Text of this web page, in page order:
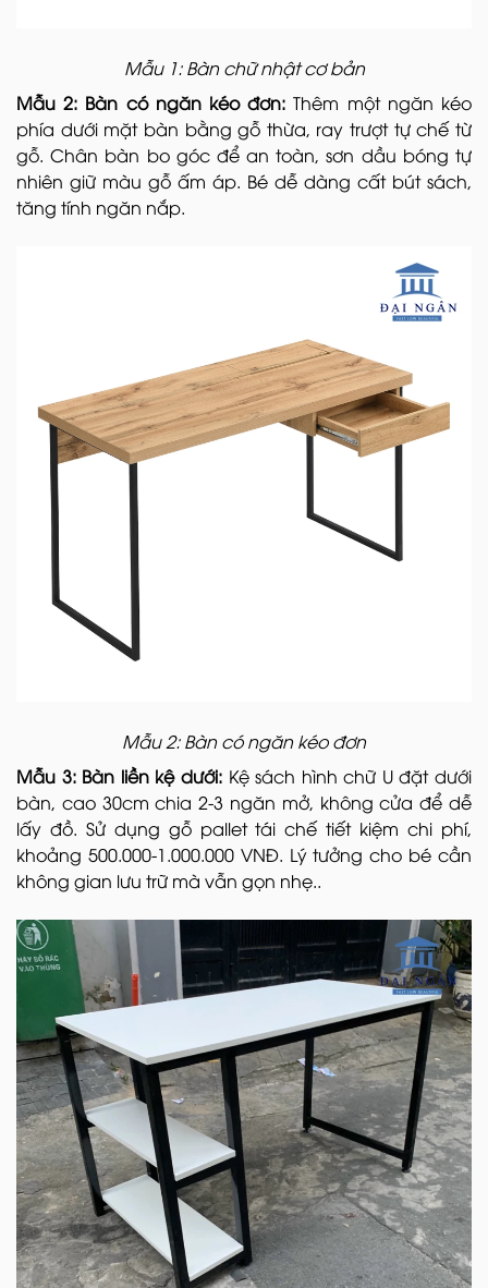
Mẫu 1: Bàn chữ nhật cơ bản
Mẫu 2: Bàn có ngăn kéo đơn:Thêm một ngăn kéo
phía dưới mặt bàn bằng gỗ thừa, ray trượt tự chế từ
gỗ. Chân bàn bo góc để an toàn, sơn dầu bóng tự
nhiên giữ màu gỗ ấm áp. Bé dễ dàng cất bút sách,
tăng tính ngăn nắp.
Mẫu 2: Bàn có ngăn kéo đơn
Mẫu 3: Bàn liền kệ dưới: Kệ sách hình chữ U đặt dưới
bàn, cao 30cm chia 2-3 ngăn mở, không cửa để dễ
lấy đồ. Sử dụng gỗ pallet tái chế tiết kiệm chi phí,
khoảng 500.000-1.000.000 VNĐ. Lý tưởng cho bé cần
không gian lưu trữ mà vẫn gọn nhẹ..